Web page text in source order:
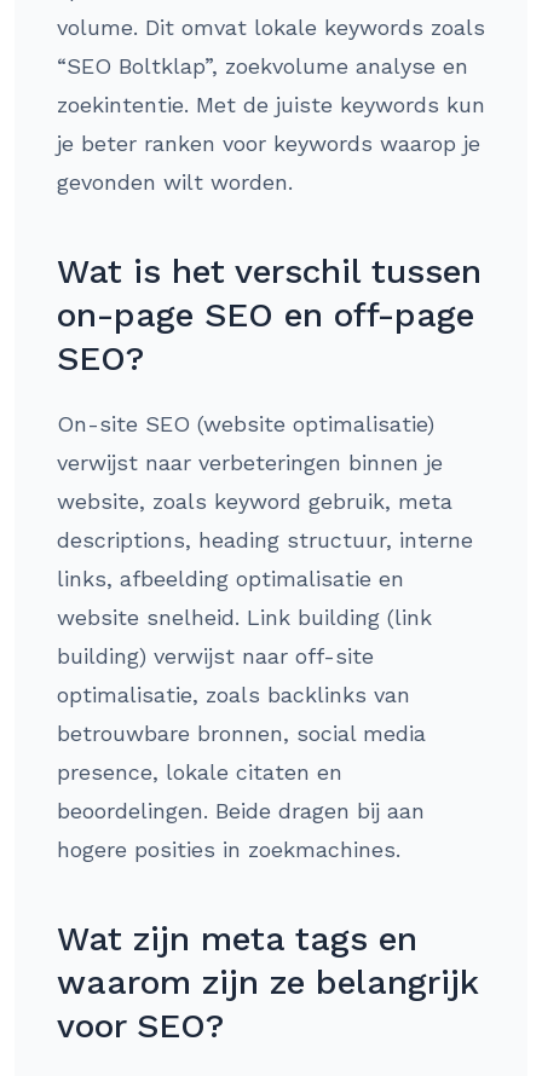
volume. Dit omvat lokale keywords zoals
“SEO Boltklap”, zoekvolume analyse en
zoekintentie. Met de juiste keywords kun
je beter ranken voor keywords waarop je
gevonden wilt worden.
Wat is het verschil tussen
on-page SEO en off-page
SEO?
On-site SEO (website optimalisatie)
verwijst naar verbeteringen binnen je
website, zoals keyword gebruik, meta
descriptions, heading structuur, interne
links, afbeelding optimalisatie en
website snelheid. Link building (link
building) verwijst naar off-site
optimalisatie, zoals backlinks van
betrouwbare bronnen, social media
presence, lokale citaten en
beoordelingen. Beide dragen bij aan
hogere posities in zoekmachines.
Wat zijn meta tags en
waarom zijn ze belangrijk
voor SEO?